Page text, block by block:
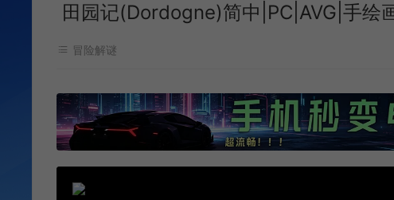
田园记(Dordogne)简中|PC|AVG|手绘
冒险解谜